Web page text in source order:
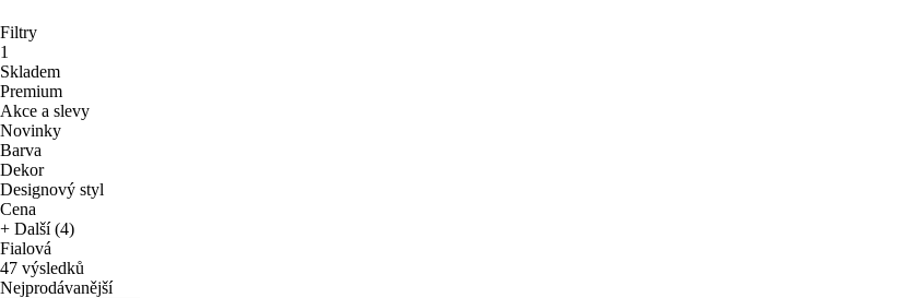
Filtry
1
Skladem
Premium
Akce a slevy
Novinky
Barva
Dekor
Designový styl
Cena
+ Další (4)
Fialová
47 výsledků
Nejprodávanější